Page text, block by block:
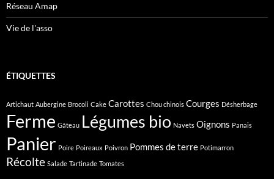
Réseau Amap
Vie de l'asso
ÉTIQUETTES
Artichaut Aubergine Brocoli Cake Carottes Chou chinois Courges Désherbage
Ferme Gâteau Légumes bio Navets Oignons Panais
Panier Poire Poireaux Poivron Pommes de terre Potimarron
Récolte Salade Tartinade Tomates